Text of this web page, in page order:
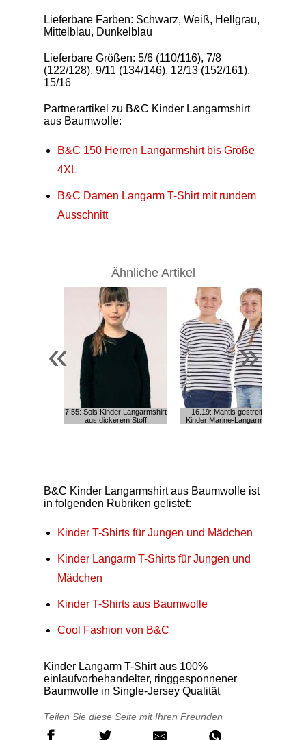
Lieferbare Farben: Schwarz, Weiß, Hellgrau,
Mittelblau, Dunkelblau
Lieferbare Größen: 5/6 (110/116), 7/8
(122/128), 9/11 (134/146), 12/13 (152/161),
15/16
Partnerartikel zu B&C Kinder Langarmshirt
aus Baumwolle:
B&C 150 Herren Langarmshirt bis Größe
4XL
B&C Damen Langarm T-Shirt mit rundem
Ausschnitt
Ähnliche Artikel
«
7.55: Sols Kinder Langarmshirt
aus dickerem Stoff
16.19: Mantis gestreiftes
Kinder Marine-Langarmshirt
»
B&C Kinder Langarmshirt aus Baumwolle ist
in folgenden Rubriken gelistet:
Kinder T-Shirts für Jungen und Mädchen
Kinder Langarm T-Shirts für Jungen und
Mädchen
Kinder T-Shirts aus Baumwolle
Cool Fashion von B&C
Kinder Langarm T-Shirt aus 100%
einlaufvorbehandelter, ringgesponnener
Baumwolle in Single-Jersey Qualität
Teilen Sie diese Seite mit Ihren Freunden